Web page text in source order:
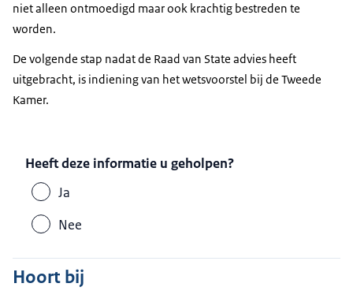
niet alleen ontmoedigd maar ook krachtig bestreden te
worden.
De volgende stap nadat de Raad van State advies heeft
uitgebracht, is indiening van het wetsvoorstel bij de Tweede
Kamer.
Heeft deze informatie u geholpen?
Ja
Nee
Hoort bij